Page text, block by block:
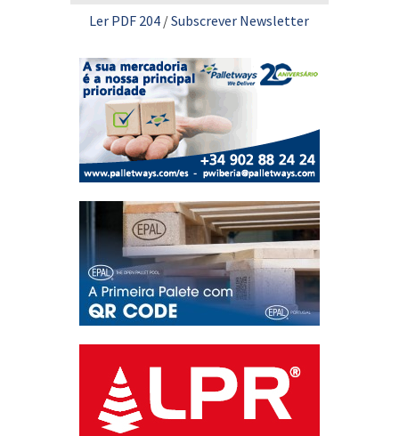
Ler PDF 204 /Subscrever Newsletter